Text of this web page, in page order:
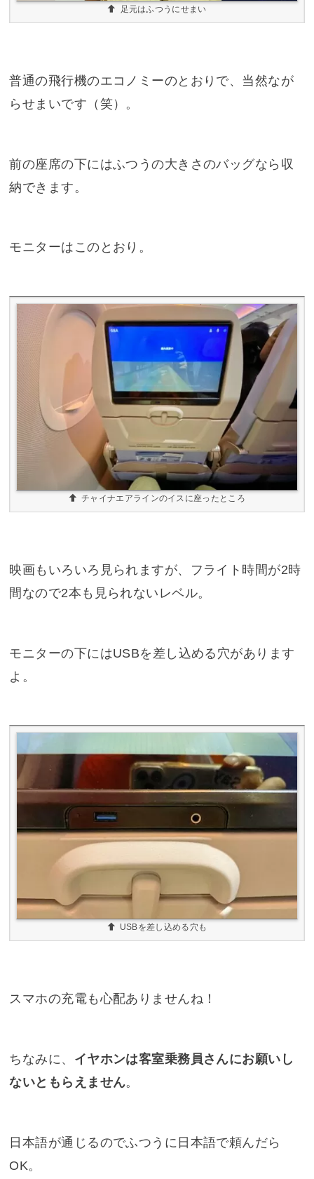
足元はふつうにせまい
普通の飛行機のエコノミーのとおりで、当然なが
らせまいです（笑）。
前の座席の下にはふつうの大きさのバッグなら収
納できます。
モニターはこのとおり。
チャイナエアラインのイスに座ったところ
映画もいろいろ見られますが、フライト時間が2時
間なので2本も見られないレベル。
モニターの下にはUSBを差し込める穴があります
よ。
USBを差し込める穴も
スマホの充電も心配ありませんね！
ちなみに、 イヤホンは客室乗務員さんにお願いし
ないともらえません。
日本語が通じるのでふつうに日本語で頼んだら
OK。